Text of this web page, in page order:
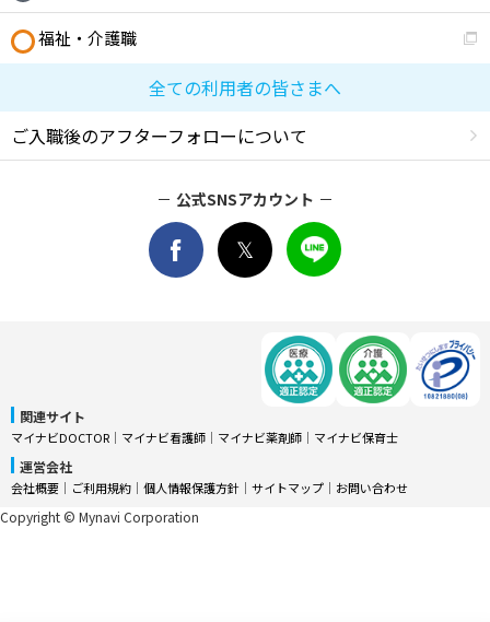
福祉・介護職
全ての利用者の皆さまへ
ご入職後のアフターフォローについて
公式SNSアカウント
関連サイト
マイナビDOCTOR │ マイナビ看護師 │ マイナビ薬剤師 │ マイナビ保育士
運営会社
会社概要 │ ご利用規約 │ 個人情報保護方針 │ サイトマップ │ お問い合わせ
Copyright © Mynavi Corporation